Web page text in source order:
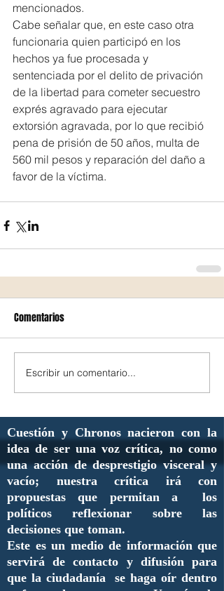
mencionados.
Cabe señalar que, en este caso otra
funcionaria quien participó en los
hechos ya fue procesada y
sentenciada por el delito de privación
de la libertad para cometer secuestro
exprés agravado para ejecutar
extorsión agravada, por lo que recibió
pena de prisión de 50 años, multa de
560 mil pesos y reparación del daño a
favor de la víctima.
Comentarios
Escribir un comentario...
Cuestión y Chronos nacieron con la
idea de ser una voz crítica, no como
una acción de desprestigio visceral y
vacío; nuestra crítica irá con
propuestas que permitan a los
políticos reflexionar sobre las
decisiones que toman.
Este es un medio de información que
servirá de contacto y difusión para
que la ciudadanía se haga oír dentro